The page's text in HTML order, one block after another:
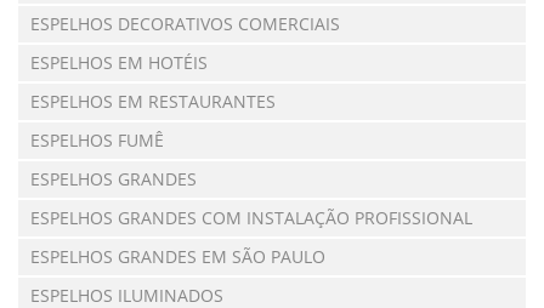
ESPELHOS DECORATIVOS COMERCIAIS
ESPELHOS EM HOTÉIS
ESPELHOS EM RESTAURANTES
ESPELHOS FUMÊ
ESPELHOS GRANDES
ESPELHOS GRANDES COM INSTALAÇÃO PROFISSIONAL
ESPELHOS GRANDES EM SÃO PAULO
ESPELHOS ILUMINADOS